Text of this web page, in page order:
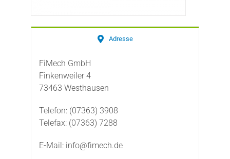
Adresse
FiMech GmbH
Finkenweiler 4
73463 Westhausen
Telefon: (07363) 3908
Telefax: (07363) 7288
E-Mail: info@fimech.de